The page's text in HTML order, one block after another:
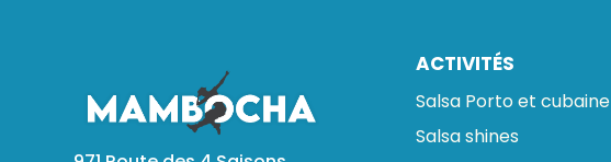
ACTIVITÉS
Salsa Porto et cubaine
Salsa shines